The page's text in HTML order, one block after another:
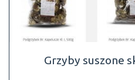
Grzyby suszone